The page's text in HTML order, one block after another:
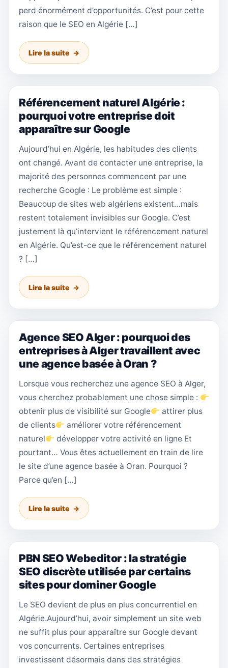
perd énormément d’opportunités. C’est pour cette
raison que le SEO en Algérie […]
Lire la suite
Référencement naturel Algérie :
pourquoi votre entreprise doit
apparaître sur Google
Aujourd’hui en Algérie, les habitudes des clients
ont changé. Avant de contacter une entreprise, la
majorité des personnes commencent par une
recherche Google : Le problème est simple :
Beaucoup de sites web algériens existent…mais
restent totalement invisibles sur Google. C’est
justement là qu’intervient le référencement naturel
en Algérie. Qu’est-ce que le référencement naturel
? […]
Lire la suite
Agence SEO Alger : pourquoi des
entreprises à Alger travaillent avec
une agence basée à Oran ?
Lorsque vous recherchez une agence SEO à Alger,
vous cherchez probablement une chose simple :
obtenir plus de visibilité sur Google
attirer plus
de clients
améliorer votre référencement
naturel
développer votre activité en ligne Et
pourtant… Vous êtes actuellement en train de lire
le site d’une agence basée à Oran. Pourquoi ?
Parce qu’en […]
Lire la suite
PBN SEO Webeditor : la stratégie
SEO discrète utilisée par certains
sites pour dominer Google
Le SEO devient de plus en plus concurrentiel en
Algérie.Aujourd’hui, avoir simplement un site web
ne suffit plus pour apparaître sur Google devant
vos concurrents. Certaines entreprises
investissent désormais dans des stratégies